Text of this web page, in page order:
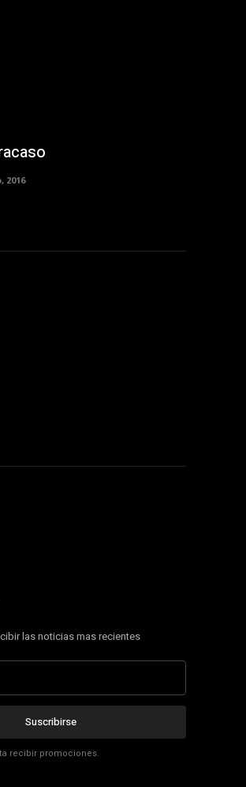
2016
las noticias mas recientes
Suscribirse
recibir promociones.